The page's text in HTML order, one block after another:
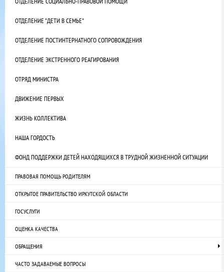
ОТДЕЛЕНИЕ "ДЕТИ В СЕМЬЕ"
ОТДЕЛЕНИЕ ПОСТИНТЕРНАТНОГО СОПРОВОЖДЕНИЯ
ОТДЕЛЕНИЕ ЭКСТРЕННОГО РЕАГИРОВАНИЯ
ОТРЯД МИНИСТРА
ДВИЖЕНИЕ ПЕРВЫХ
ЖИЗНЬ КОЛЛЕКТИВА
НАША ГОРДОСТЬ
ФОНД ПОДДЕРЖКИ ДЕТЕЙ НАХОДЯЩИХСЯ В ТРУДНОЙ ЖИЗНЕННОЙ СИТУАЦИИ
ПРАВОВАЯ ПОМОЩЬ РОДИТЕЛЯМ
ОТКРЫТОЕ ПРАВИТЕЛЬСТВО ИРКУТСКОЙ ОБЛАСТИ
ГОСУСЛУГИ
ОЦЕНКА КАЧЕСТВА
ОБРАЩЕНИЯ
ЧАСТО ЗАДАВАЕМЫЕ ВОПРОСЫ